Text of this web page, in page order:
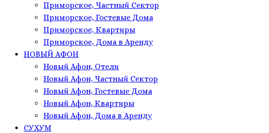
Приморское, Частный Сектор
Приморское, Гостевые Дома
Приморское, Квартиры
Приморское, Дома в Аренду
НОВЫЙ АФОН
Новый Афон, Отели
Новый Афон, Частный Сектор
Новый Афон, Гостевые Дома
Новый Афон, Квартиры
Новый Афон, Дома в Аренду
СУХУМ